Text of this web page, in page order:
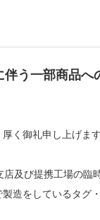
う一部商品へ
く御礼申し上げます
及び提携工場の
造をしているタグ